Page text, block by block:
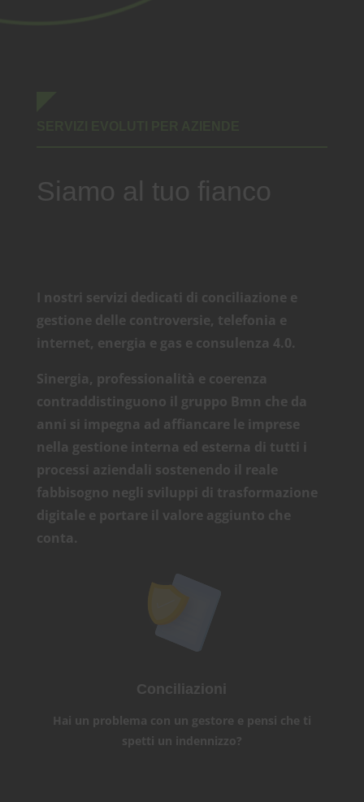
Siamo al tuo fianco
I nostri servizi dedicati di conciliazione e
gestione delle controversie, telefonia e
internet, energia e gas e consulenza 4.0.
Sinergia, professionalità e coerenza
contraddistinguono il gruppo Bmn che da
anni si impegna ad affiancare le imprese
nella gestione interna ed esterna di tutti i
processi aziendali sostenendo il reale
fabbisogno negli sviluppi di trasformazione
digitale e portare il valore aggiunto che
conta.
Conciliazioni
Hai un problema con un gestore e pensi che ti
spetti un indennizzo?